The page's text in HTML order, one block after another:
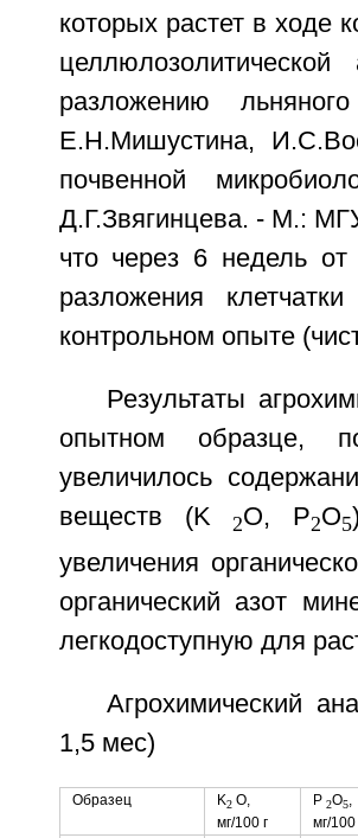
которых растет в ходе
разложению
Е.Н.Мишустина,
почвенной
Д.Г.Звягинцева. - М.:
что через 6 недель от
разложения
контрольном опыте
Результаты
опытном образце,
увеличилось
веществ (K2O, P2O5
увеличения
органический азот
легкодоступную для
Агрохимический
1,5 мес)
Образец K2O,
мг/100 г
P 2O5,
мг/100